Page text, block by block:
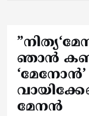
ഞാൻ
മേനൻ